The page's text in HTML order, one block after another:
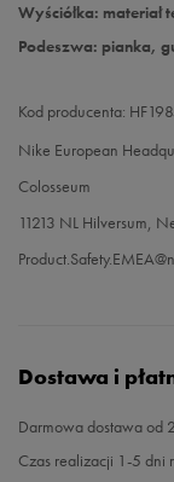
Wyściółka: materiał
Podeszwa: pianka,
Kod producenta:
Nike European
Colosseum
11213 NL Hilversum,
Dostawa i
Darmowa dostawa od
Czas realizacji 1-5 dni